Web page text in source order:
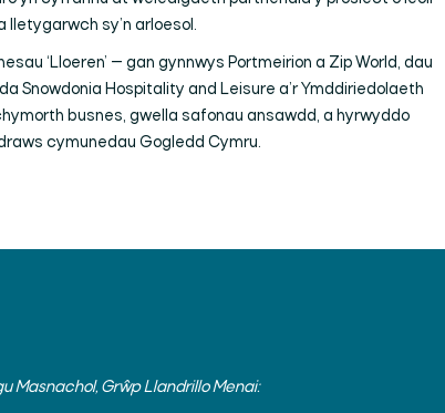
sy’n arloesol.
‘Lloeren’ — gan gynnwys Portmeirion a Zip World, dau
Snowdonia Hospitality and Leisure a’r Ymddiriedolaeth
busnes, gwella safonau ansawdd, a hyrwyddo
cymunedau Gogledd Cymru.
Masnachol, Grŵp Llandrillo Menai: